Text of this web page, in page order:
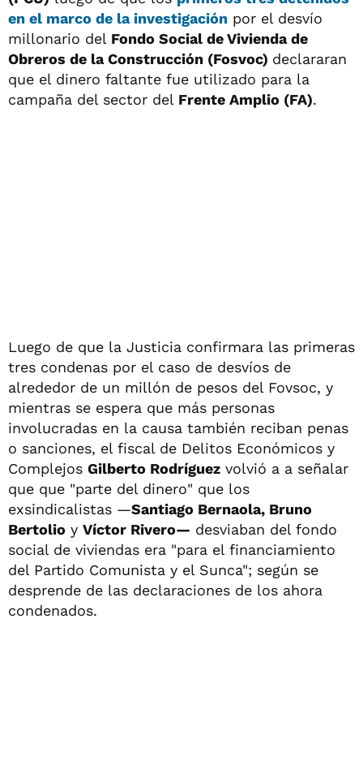
en el marco de la investigación por el desvío
millonario del Fondo Social de Vivienda de
Obreros de la Construcción (Fosvoc) declararan
que el dinero faltante fue utilizado para la
campaña del sector del Frente Amplio (FA).
Luego de que la Justicia confirmara las primeras
tres condenas por el caso de desvíos de
alrededor de un millón de pesos del Fovsoc, y
mientras se espera que más personas
involucradas en la causa también reciban penas
o sanciones, el fiscal de Delitos Económicos y
Complejos Gilberto Rodríguez volvió a a señalar
que que "parte del dinero" que los
exsindicalistas —Santiago Bernaola, Bruno
Bertolio y Víctor Rivero— desviaban del fondo
social de viviendas era "para el financiamiento
del Partido Comunista y el Sunca"; según se
desprende de las declaraciones de los ahora
condenados.